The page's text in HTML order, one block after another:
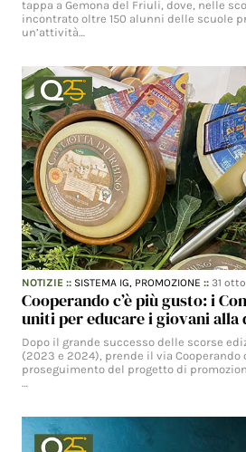
tappa a Gemona del Friuli, dove, nelle
incontrato oltre 150 alunni delle scuole
un’attività…
NOTIZIE :: SISTEMA IG, PROMOZIONE ::31
Cooperando c’è più gusto: i
uniti per educare i giovani alla
Dopo il grande successo delle scorse
(2023 e 2024), prende il via Cooperando
proseguimento del progetto di
…